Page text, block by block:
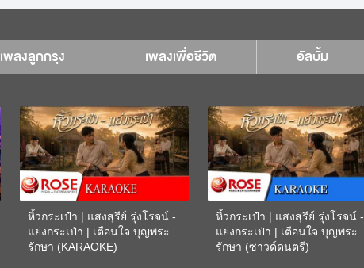
เพลงลูกกรุง เพลงเพื่อชีวิต อัลบั้ม
หิ้วกระเป๋า | แสงสุรีย์ รุ่งโรจน์ -
แย่งกระเป๋า | เตือนใจ บุญพระ
รักษา (KARAOKE)
หิ้วกระเป๋า | แสงสุรีย์ รุ่งโรจน์ -
แย่งกระเป๋า | เตือนใจ บุญพระ
รักษา (ซาวด์ดนตรี)